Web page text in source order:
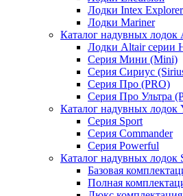
Лодки Intex Explorer
Лодки Mariner
Каталог надувных лодок
Лодки Altair
Серия Мини (Mini)
Серия Сириус
Серия Про (PRO)
Серия Про Ультра
Каталог надувных лодок
Серия Sport
Серия Commander
Серия Powerful
Каталог надувных лодок
Базовая
Полная